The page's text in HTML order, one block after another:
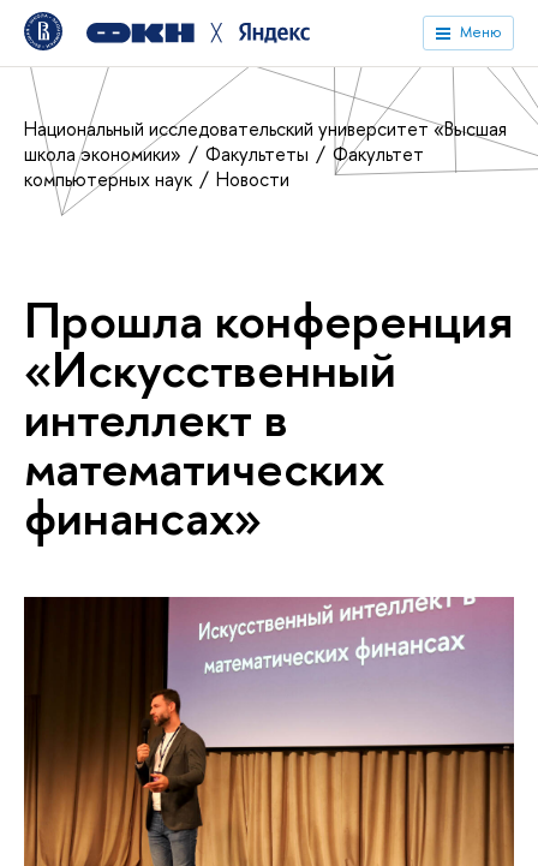
╳ Меню
Национальный исследовательский университет «Высшая
школа экономики»
Факультеты
Факультет
компьютерных наук
Новости
Прошла конференция
«Искусственный
интеллект в
математических
финансах»